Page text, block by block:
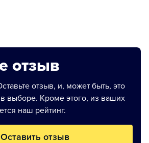
отзыв
отзыв, и, может быть, это
выборе. Кроме этого, из ваших
наш рейтинг.
Оставить отзыв